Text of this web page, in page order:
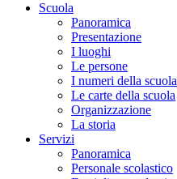
Scuola
Panoramica
Presentazione
I luoghi
Le persone
I numeri della scuola
Le carte della scuola
Organizzazione
La storia
Servizi
Panoramica
Personale scolastico